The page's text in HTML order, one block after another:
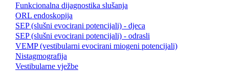
Funkcionalna dijagnostika slušanja
ORL endoskopija
SEP (slušni evocirani potencijali) - djeca
SEP (slušni evocirani potencijali) - odrasli
VEMP (vestibularni evocirani miogeni potencijali)
Nistagmografija
Vestibularne vježbe